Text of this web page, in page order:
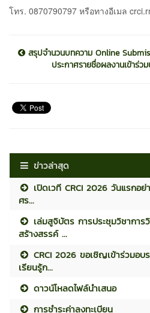
โทร. 0870790797 หรือทางอีเมล
สรุปจำนวนบทความ Online
ประกาศรายชื่อผลงานเข้าร่
ข่าวล่าสุด
เปิดเวที CRCI 2026 วันแรกอ
ศร...
เล่มสูจิบัตร การประชุมวิชาการ
สร้างสรรค์ ...
CRCI 2026 ขอเชิญเข้าร่วมอ
เรียนรู้ก...
ดาวน์โหลดไฟล์นำเสนอ
การชำระค่าลงทะเบียน